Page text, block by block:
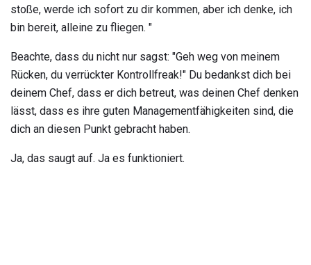
stoße, werde ich sofort zu dir kommen, aber ich denke, ich
bin bereit, alleine zu fliegen. "
Beachte, dass du nicht nur sagst: "Geh weg von meinem
Rücken, du verrückter Kontrollfreak!" Du bedankst dich bei
deinem Chef, dass er dich betreut, was deinen Chef denken
lässt, dass es ihre guten Managementfähigkeiten sind, die
dich an diesen Punkt gebracht haben.
Ja, das saugt auf. Ja es funktioniert.